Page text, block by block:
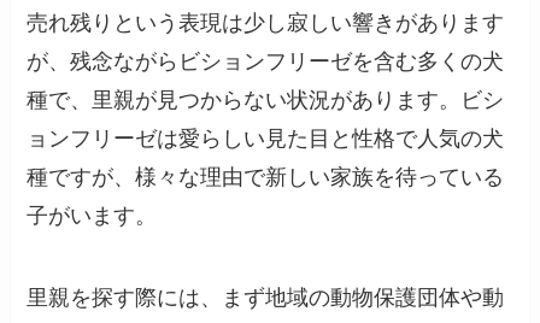
売れ残りという表現は少し寂しい響きがあります
が、残念ながらビションフリーゼを含む多くの犬
種で、里親が見つからない状況があります。ビシ
ョンフリーゼは愛らしい見た目と性格で人気の犬
種ですが、様々な理由で新しい家族を待っている
子がいます。
里親を探す際には、まず地域の動物保護団体や動